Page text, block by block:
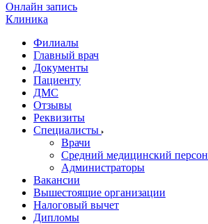
Онлайн запись
Клиника
Филиалы
Главный врач
Документы
Пациенту
ДМС
Отзывы
Реквизиты
Специалисты
Врачи
Средний медицинский
Администраторы
Вакансии
Вышестоящие организации
Налоговый вычет
Дипломы